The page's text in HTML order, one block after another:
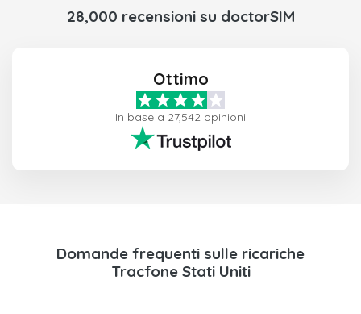
28,000 recensioni su doctorSIM
Ottimo
In base a 27,542 opinioni
Domande frequenti sulle ricariche
Tracfone Stati Uniti